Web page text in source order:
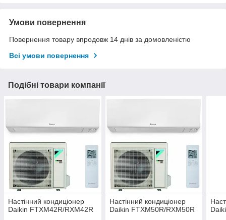
Умови повернення
Повернення товару впродовж 14 днів за домовленістю
Всі умови повернення
Подібні товари компанії
Настінний кондиціонер
Daikin FTXM42R/RXM42R
Настінний кондиціонер
Daikin FTXM50R/RXM50R